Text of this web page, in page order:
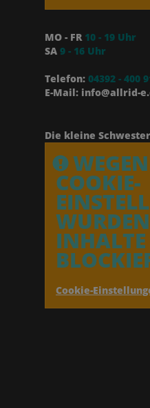
MO - FR 10 - 19 Uhr
SA 9 - 16 Uhr
Telefon: 04392 - 400
E-Mail: info@allrid-
Die kleine
COOKIE-
INHALTE
Cookie-